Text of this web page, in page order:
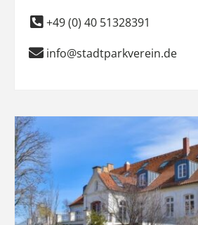
+49 (0) 40 51328391
info@stadtparkverein.de